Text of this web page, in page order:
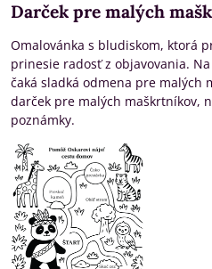
Darček pre malých
Omalovánka s bludiskom, ktorá
prinesie radosť z objavovania.
čaká sladká odmena pre malých
darček pre malých maškrtníkov,
poznámky.